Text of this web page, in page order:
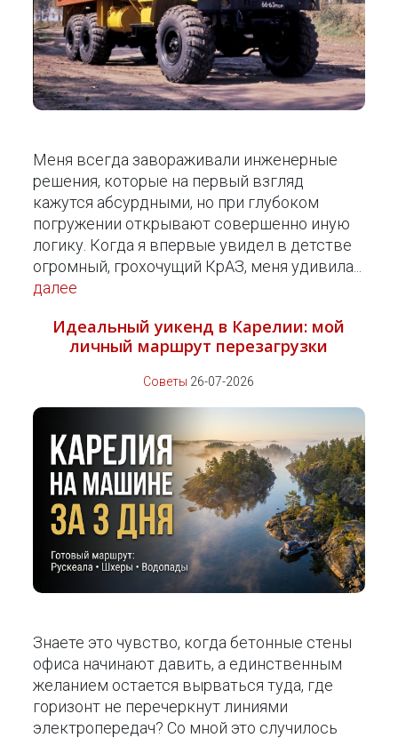
Меня всегда завораживали инженерные
решения, которые на первый взгляд
кажутся абсурдными, но при глубоком
погружении открывают совершенно иную
логику. Когда я впервые увидел в детстве
огромный, грохочущий КрАЗ, меня удивила...
далее
Идеальный уикенд в Карелии: мой
личный маршрут перезагрузки
Советы 26-07-2026
Знаете это чувство, когда бетонные стены
офиса начинают давить, а единственным
желанием остается вырваться туда, где
горизонт не перечеркнут линиями
электропередач? Со мной это случилось